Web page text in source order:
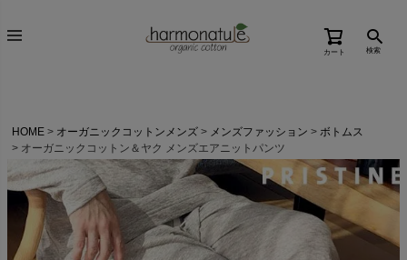
カート 検索
HOME オーガニックコットンメンズ メンズファッション
ボトムス
オーガニックコットン＆ヤク メンズエアニットパンツ